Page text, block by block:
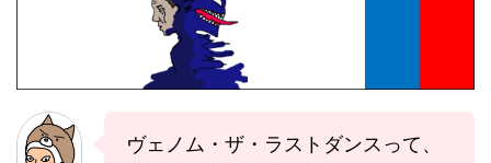
ヴェノム・ザ・ラストダンスって、